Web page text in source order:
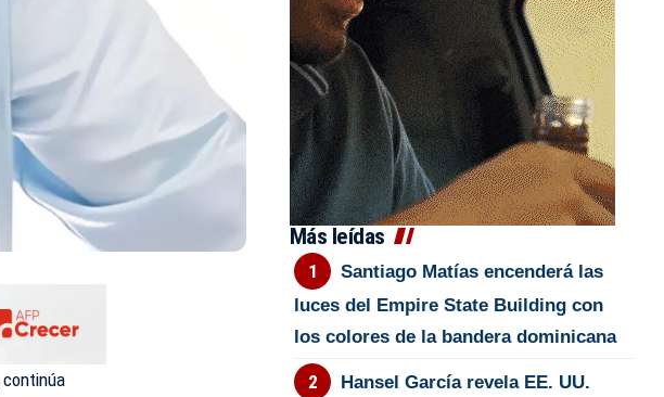
continúa
Más leídas
Santiago Matías encenderá las
luces del Empire State Building con
los colores de la bandera dominicana
Hansel García revela EE. UU.